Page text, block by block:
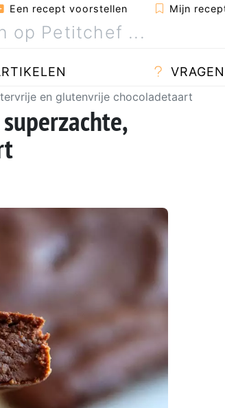
Een recept voorstellen Mijn
VRAGEN
en glutenvrije chocoladetaart